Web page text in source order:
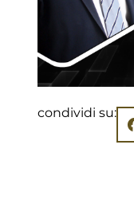
condividi su: